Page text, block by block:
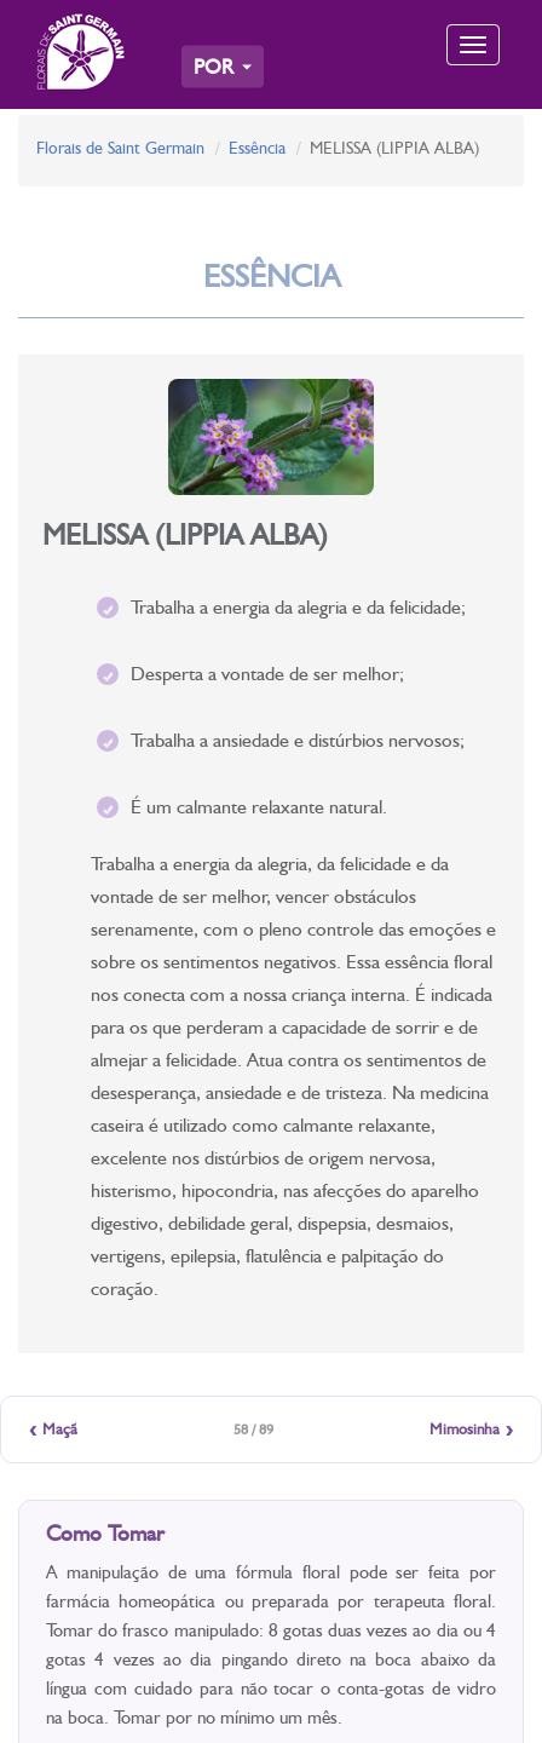
Toggle
POR
Florais de Saint Germain Essência MELISSA (LIPPIA ALBA)
ESSÊNCIA
MELISSA (LIPPIA ALBA)
Trabalha a energia da alegria e da felicidade;
Desperta a vontade de ser melhor;
Trabalha a ansiedade e distúrbios nervosos;
É um calmante relaxante natural.
Trabalha a energia da alegria, da felicidade e da
vontade de ser melhor, vencer obstáculos
serenamente, com o pleno controle das emoções e
sobre os sentimentos negativos. Essa essência floral
nos conecta com a nossa criança interna. É indicada
para os que perderam a capacidade de sorrir e de
almejar a felicidade. Atua contra os sentimentos de
desesperança, ansiedade e de tristeza. Na medicina
caseira é utilizado como calmante relaxante,
excelente nos distúrbios de origem nervosa,
histerismo, hipocondria, nas afecções do aparelho
digestivo, debilidade geral, dispepsia, desmaios,
vertigens, epilepsia, flatulência e palpitação do
coração.
‹ Maçã 58 / 89 Mimosinha ›
Como Tomar
A manipulação de uma fórmula floral pode ser feita por
farmácia homeopática ou preparada por terapeuta floral.
Tomar do frasco manipulado: 8 gotas duas vezes ao dia ou 4
gotas 4 vezes ao dia pingando direto na boca abaixo da
língua com cuidado para não tocar o conta-gotas de vidro
na boca. Tomar por no mínimo um mês.